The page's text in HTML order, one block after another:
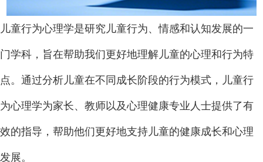
儿童行为心理学是研究儿童行为、情感和认知发展的一
门学科，旨在帮助我们更好地理解儿童的心理和行为特
点。通过分析儿童在不同成长阶段的行为模式，儿童行
为心理学为家长、教师以及心理健康专业人士提供了有
效的指导，帮助他们更好地支持儿童的健康成长和心理
发展。